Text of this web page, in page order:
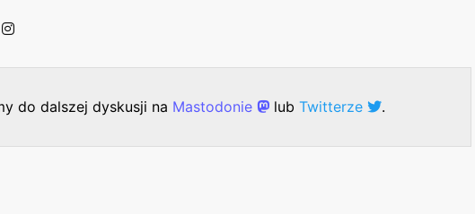
do dalszej dyskusji na Mastodonie lub Twitterze .